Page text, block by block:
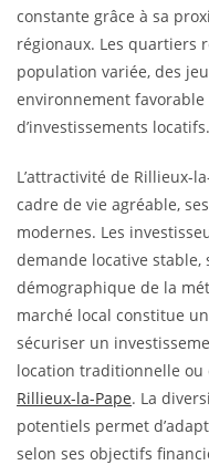
constante grâce à sa
régionaux. Les quartiers
population variée, des
environnement
d’investissements locatifs.
L’attractivité de Rillieux-
cadre de vie agréable,
modernes. Les
demande locative stable,
démographique de la
marché local constitue
sécuriser un
location traditionnelle ou
Rillieux-la-Pape. La
potentiels permet
selon ses objectifs